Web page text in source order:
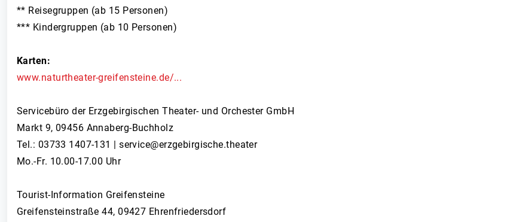
** Reisegruppen (ab 15 Personen)
*** Kindergruppen (ab 10 Personen)
Karten:
www.naturtheater-greifensteine.de/...
Servicebüro der Erzgebirgischen Theater- und Orchester GmbH
Markt 9, 09456 Annaberg-Buchholz
Tel.: 03733 1407-131 | service@erzgebirgische.theater
Mo.-Fr. 10.00-17.00 Uhr
Tourist-Information Greifensteine
Greifensteinstraße 44, 09427 Ehrenfriedersdorf